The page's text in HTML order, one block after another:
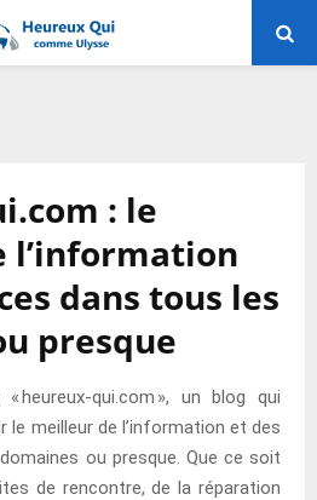
: le
l’information
dans tous les
presque
heureux-qui.com », un blog qui
le meilleur de l’information et des
ou presque. Que ce soit
de rencontre, de la réparation